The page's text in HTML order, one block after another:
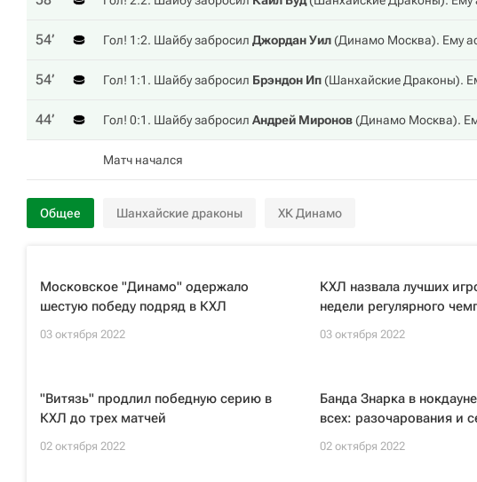
54‎’‎ Гол! 1:2. Шайбу забросил Джордан Уил(Динамо Москва). Ему
54‎’‎ Гол! 1:1. Шайбу забросил Брэндон Ип(Шанхайские Драконы).
44‎’‎ Гол! 0:1. Шайбу забросил Андрей Миронов(Динамо Москва).
Матч начался
Общее Шанхайские драконы ХК Динамо
Московское "Динамо" одержало
шестую победу подряд в КХЛ
03 октября 2022
КХЛ назвала лучших
недели регулярного
03 октября 2022
"Витязь" продлил победную серию в
КХЛ до трех матчей
02 октября 2022
Банда Знарка в
всех: разочарования и
02 октября 2022